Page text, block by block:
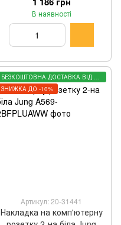
В наявності
БЕЗКОШТОВНА ДОСТАВКА ВІД 3000 ГРН
ЗНИЖКА ДО -10%
Артикул: 20-31441
Накладка на комп'ютерну